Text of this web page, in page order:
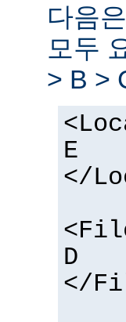
다음
모두
> B >
E
</
D
</